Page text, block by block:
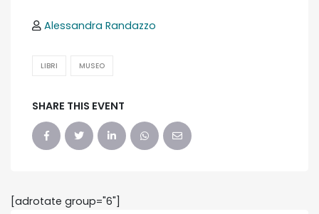
Alessandra Randazzo
LIBRI MUSEO
SHARE THIS EVENT
[adrotate group="6"]